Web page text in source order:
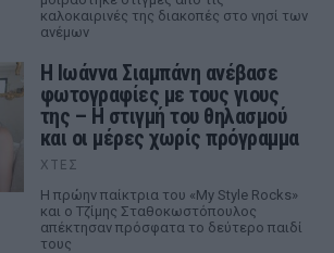
καλοκαιρινές της διακοπές στο νησί των
ανέμων
H Ιωάννα Σιαμπάνη ανέβασε
φωτογραφίες με τους γιους
της – Η στιγμή του θηλασμού
και οι μέρες χωρίς πρόγραμμα
ΧΤΕΣ
Η πρώην παίκτρια του «My Style Rocks»
και ο Τζίμης Σταθοκωστόπουλος
απέκτησαν πρόσφατα το δεύτερο παιδί
τους